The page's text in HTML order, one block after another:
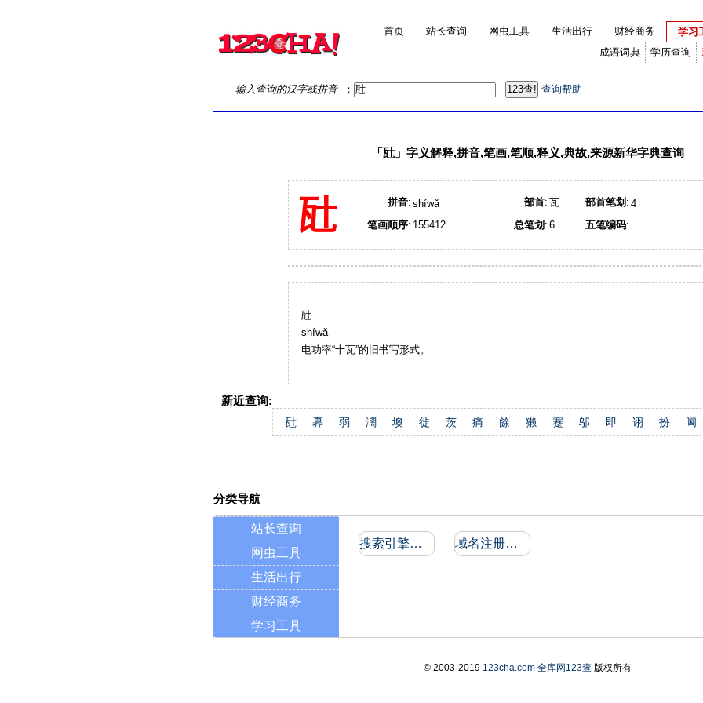
首页 站长查询 网虫工具 生活出行 财经商务
学习
学历查询
成语词典
输入查询的汉字或拼音： 查询帮助
「瓧」字义解释,拼音,笔画,笔顺,释义,典故,来源新华字典查询
瓧 拼音: shíwǎ 部首: 瓦 部首笔划 : 4
笔画顺序: 155412 总笔划 : 6 五笔编码:
瓧
shíwǎ
电功率“十瓦”的旧书写形式。
新近查询:
瓧 奡 弱 濶 墺 徙 茨 痛 餘 獭 蹇 邬 即 诩 扮 阃
分类导航
站长查询
网虫工具
生活出行
财经商务
学习工具
搜索引擎收录和反向链接 域名注册信息
© 2003-2019 123cha.com 全库网123查版权所有